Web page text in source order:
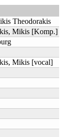
Theodorakis
Mikis [Komp.]
Mikis [vocal]